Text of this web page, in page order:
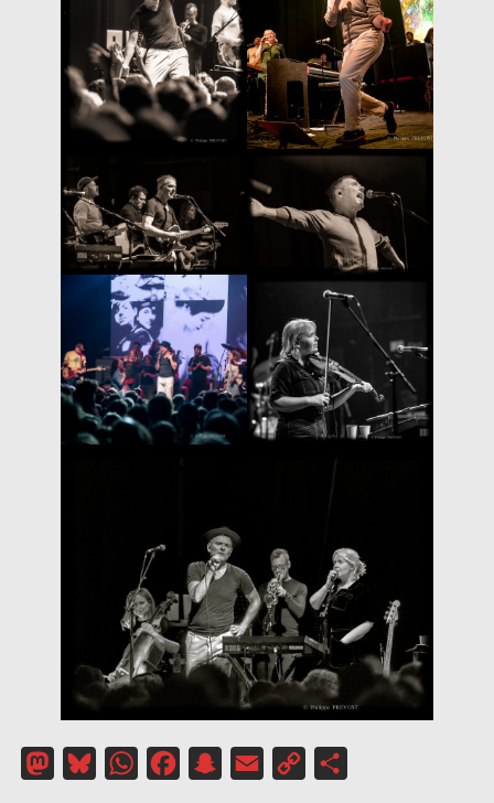
MastodonBlueskyWhatsAppFacebookSnapchat
Email
Copy